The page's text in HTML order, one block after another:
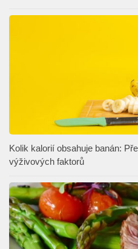
Kolik kalorií obsahuje banán:
výživových faktorů